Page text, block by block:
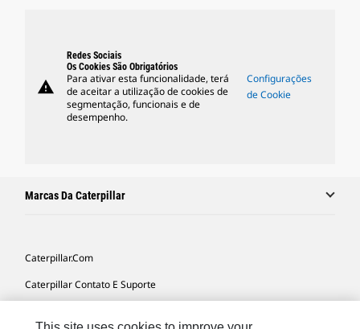
warning
Redes Sociais
Os Cookies São Obrigatórios
Para ativar esta funcionalidade, terá
de aceitar a utilização de cookies de
segmentação, funcionais e de
desempenho.
Configurações
de Cookie
Marcas Da Caterpillar
Caterpillar.com
Caterpillar Contato E Suporte